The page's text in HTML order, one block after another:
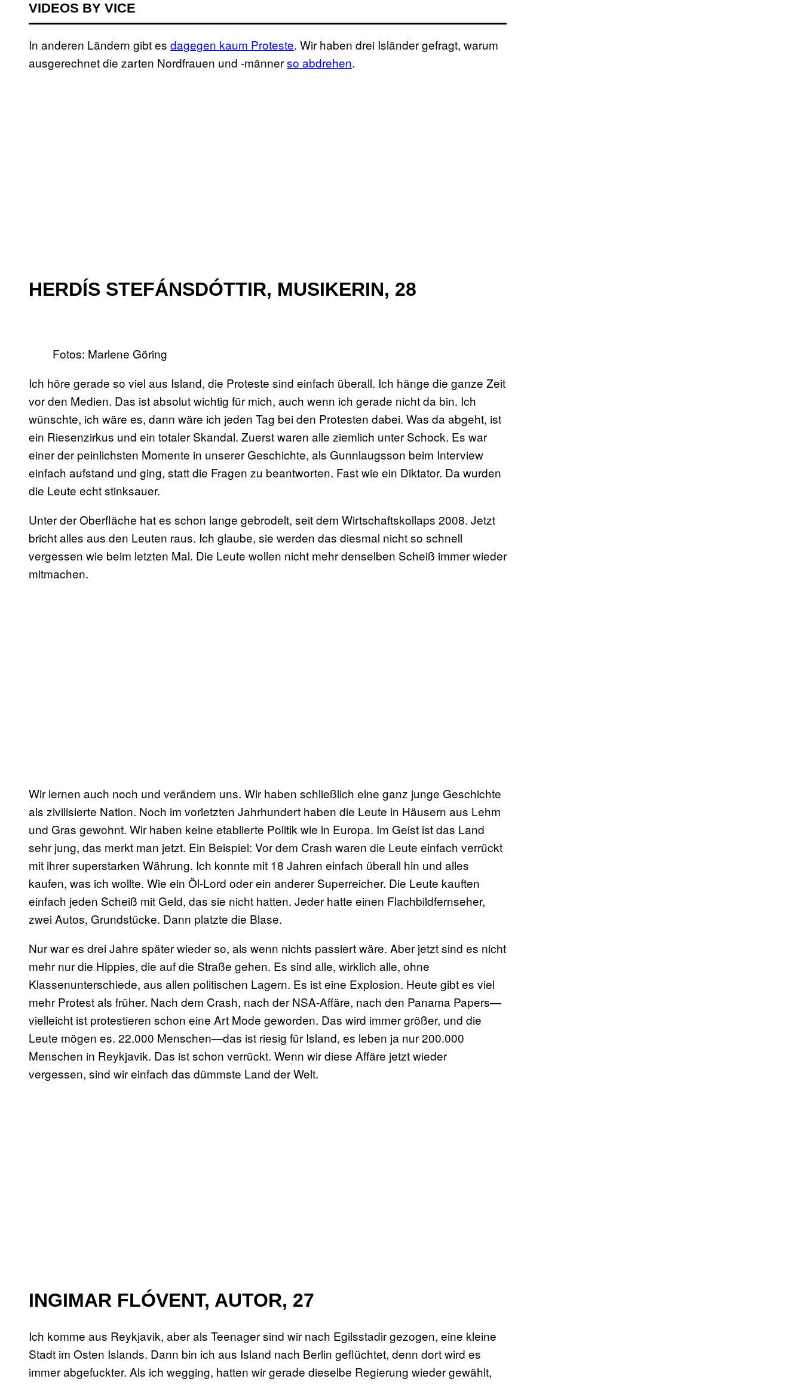
VIDEOS BY VICE
In anderen Ländern gibt es dagegen kaum Proteste. Wir haben drei Isländer gefragt, warum
ausgerechnet die zarten Nordfrauen und -männerso abdrehen.
HERDÍS STEFÁNSDÓTTIR, MUSIKERIN, 28
Fotos: Marlene Göring
Ich höre gerade so viel aus Island, die Proteste sind einfach überall. Ich hänge die ganze Zeit
vor den Medien. Das ist absolut wichtig für mich, auch wenn ich gerade nicht da bin. Ich
wünschte, ich wäre es, dann wäre ich jeden Tag bei den Protesten dabei. Was da abgeht, ist
ein Riesenzirkus und ein totaler Skandal. Zuerst waren alle ziemlich unter Schock. Es war
einer der peinlichsten Momente in unserer Geschichte, als Gunnlaugsson beim Interview
einfach aufstand und ging, statt die Fragen zu beantworten. Fast wie ein Diktator. Da wurden
die Leute echt stinksauer.
Unter der Oberfläche hat es schon lange gebrodelt, seit dem Wirtschaftskollaps 2008. Jetzt
bricht alles aus den Leuten raus. Ich glaube, sie werden das diesmal nicht so schnell
vergessen wie beim letzten Mal. Die Leute wollen nicht mehr denselben Scheiß immer wieder
mitmachen.
Wir lernen auch noch und verändern uns. Wir haben schließlich eine ganz junge Geschichte
als zivilisierte Nation. Noch im vorletzten Jahrhundert haben die Leute in Häusern aus Lehm
und Gras gewohnt. Wir haben keine etablierte Politik wie in Europa. Im Geist ist das Land
sehr jung, das merkt man jetzt. Ein Beispiel: Vor dem Crash waren die Leute einfach verrückt
mit ihrer superstarken Währung. Ich konnte mit 18 Jahren einfach überall hin und alles
kaufen, was ich wollte. Wie ein Öl-Lord oder ein anderer Superreicher. Die Leute kauften
einfach jeden Scheiß mit Geld, das sie nicht hatten. Jeder hatte einen Flachbildfernseher,
zwei Autos, Grundstücke. Dann platzte die Blase.
Nur war es drei Jahre später wieder so, als wenn nichts passiert wäre. Aber jetzt sind es nicht
mehr nur die Hippies, die auf die Straße gehen. Es sind alle, wirklich alle, ohne
Klassenunterschiede, aus allen politischen Lagern. Es ist eine Explosion. Heute gibt es viel
mehr Protest als früher. Nach dem Crash, nach der NSA-Affäre, nach den Panama Papers—
vielleicht ist protestieren schon eine Art Mode geworden. Das wird immer größer, und die
Leute mögen es. 22.000 Menschen—das ist riesig für Island, es leben ja nur 200.000
Menschen in Reykjavik. Das ist schon verrückt. Wenn wir diese Affäre jetzt wieder
vergessen, sind wir einfach das dümmste Land der Welt.
INGIMAR FLÓVENT, AUTOR, 27
Ich komme aus Reykjavik, aber als Teenager sind wir nach Egilsstadir gezogen, eine kleine
Stadt im Osten Islands. Dann bin ich aus Island nach Berlin geflüchtet, denn dort wird es
immer abgefuckter. Als ich wegging, hatten wir gerade dieselbe Regierung wieder gewählt,